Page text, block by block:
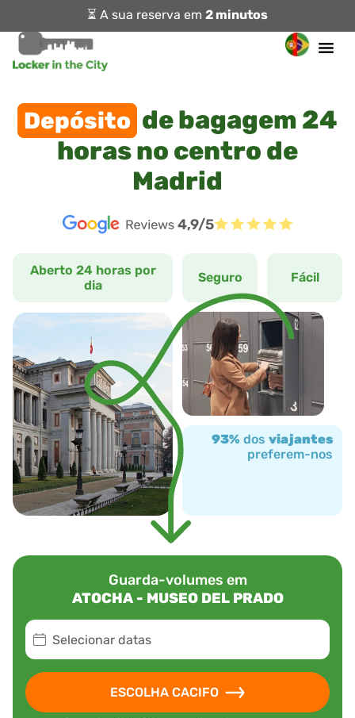
⏳ A sua reserva em 2 minutos
Depósito de bagagem 24
horas no centro de
Madrid
4,9/5
93% dos viajantes
preferem-nos
Seguro Fácil
Aberto 24 horas por
dia
Guarda-volumes em
ATOCHA - MUSEO DEL PRADO
Selecionar datas
ESCOLHA CACIFO